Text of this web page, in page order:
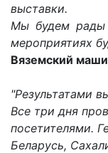
выставки.
Мы будем рады
мероприятиях
Вяземский
"Результатами
Все три дня
посетителями.
Беларусь,